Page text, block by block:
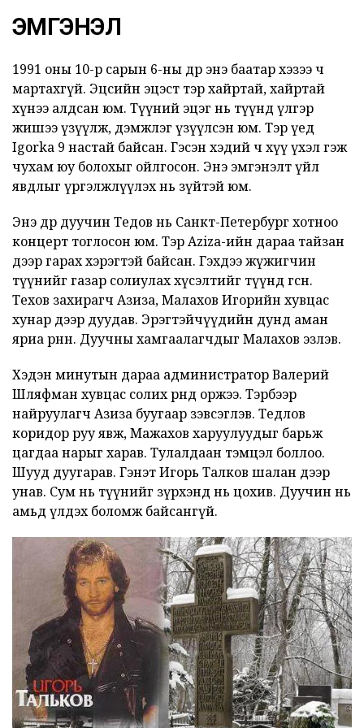
ЭМГЭНЭЛ
1991 оны 10-р сарын 6-ны өдөр энэ баатар хэзээ ч
мартахгүй. Эцсийн эцэст тэр хайртай, хайртай
хүнээ алдсан юм. Түүний эцэг нь түүнд үлгэр
жишээ үзүүлж, дэмжлэг үзүүлсэн юм. Тэр үед
Igorka 9 настай байсан. Гэсэн хэдий ч хүү үхэл гэж
чухам юу болохыг ойлгосон. Энэ эмгэнэлт үйл
явдлыг үргэлжлүүлэх нь зүйтэй юм.
Энэ өдөр дуучин Тедов нь Санкт-Петербург хотноо
концерт тоглосон юм. Тэр Aziza-ийн дараа тайзан
дээр гарах хэрэгтэй байсан. Гэхдээ жүжигчин
түүнийг газар солиулах хүсэлтийг түүнд өгсөн.
Техов захирагч Азиза, Малахов Игорийн хувцас
хунар дээр дуудав. Эрэгтэйчүүдийн дунд аман
яриа өрнөнө. Дуучны хамгаалагчдыг Малахов эзлэв.
Хэдэн минутын дараа администратор Валерий
Шляфман хувцас солих өрөөнд оржээ. Тэрбээр
найруулагч Азиза буугаар зэвсэглэв. Тедлов
коридор руу явж, Мажахов харуулуудыг барьж
цагдаа нарыг харав. Тулалдаан тэмцэл боллоо.
Шууд дуугарав. Гэнэт Игорь Талков шалан дээр
унав. Сум нь түүнийг зүрхэнд нь цохив. Дуучин нь
амьд үлдэх боломж байсангүй.